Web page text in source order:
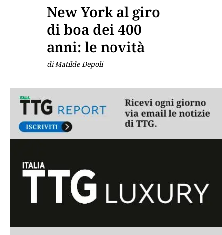
New York al giro
di boa dei 400
anni: le novità
di Matilde Depoli